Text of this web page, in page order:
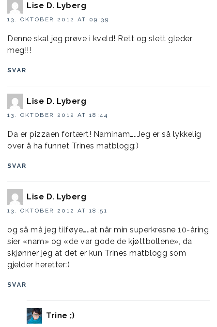
Lise D. Lyberg
13. OKTOBER 2012 AT 09:39
Denne skal jeg prøve i kveld! Rett og slett gleder
meg!!!
SVAR
Lise D. Lyberg
13. OKTOBER 2012 AT 18:44
Da er pizzaen fortært! Naminam…..Jeg er så lykkelig
over å ha funnet Trines matblogg:)
SVAR
Lise D. Lyberg
13. OKTOBER 2012 AT 18:51
og så må jeg tilføye…..at når min superkresne 10-åring
sier «nam» og «de var gode de kjøttbollene», da
skjønner jeg at det er kun Trines matblogg som
gjelder heretter:)
SVAR
Trine ;)